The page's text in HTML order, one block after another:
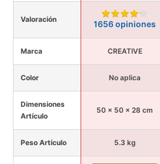
Valoración 1656 opiniones
Marca CREATIVE
Color No aplica
Dimensiones
Artículo
50 x 50 x 28 cm
Peso Artículo 5.3 kg